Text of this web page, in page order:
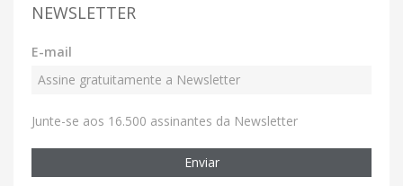
NEWSLETTER
E-mail
Junte-se aos 16.500 assinantes da Newsletter
Enviar